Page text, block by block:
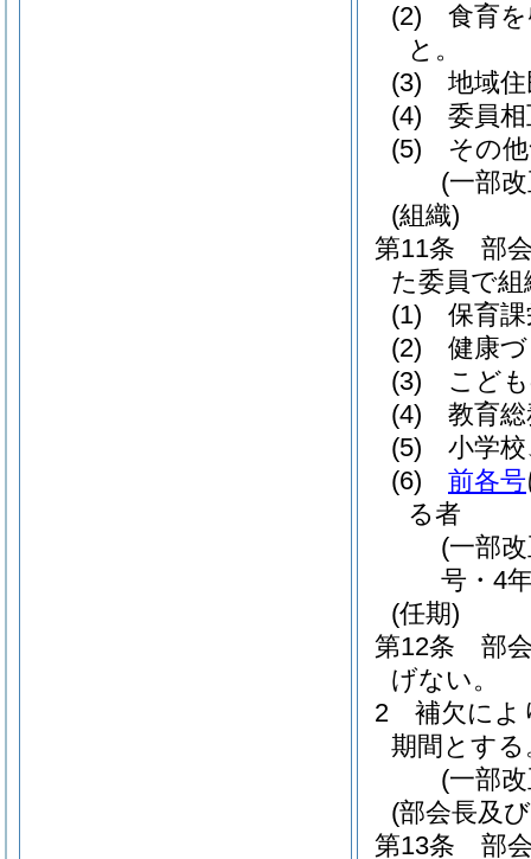
(2)
食育
と。
(3)
地域
(4)
委員
(5)
その
(一部
(組織)
第11条
部
た委員で
(1)
保育
(2)
健康
(3)
こど
(4)
教育
(5)
小学
(6)
前各号
る者
(一部
号・4
(任期)
第12条
部
げない。
2
補欠によ
期間とする
(一部
(部会長及
第13条
部